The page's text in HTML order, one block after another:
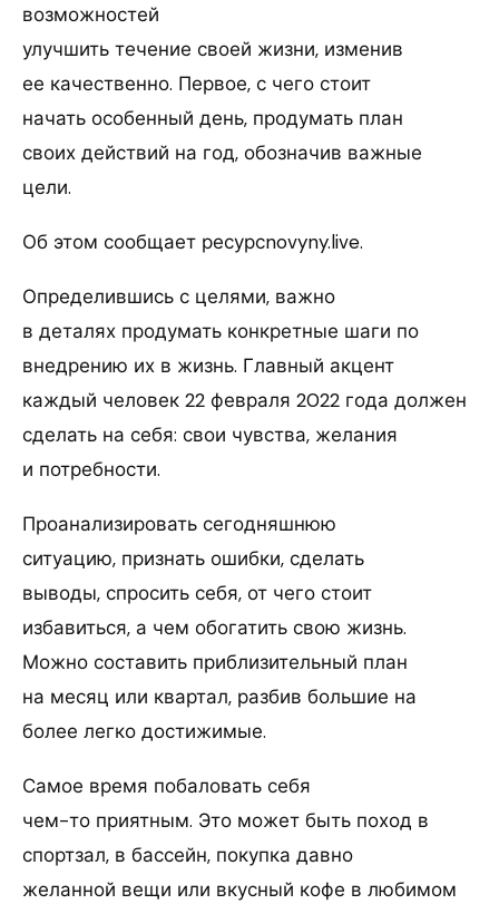
возможностей
улучшить течение своей жизни, изменив
ее качественно. Первое, с чего стоит
начать особенный день, продумать план
своих действий на год, обозначив важные
цели.
Об этом сообщает ресурсnovyny.live.
Определившись с целями, важно
в деталях продумать конкретные шаги по
внедрению их в жизнь. Главный акцент
каждый человек 22 февраля 2022 года должен
сделать на себя: свои чувства, желания
и потребности.
Проанализировать сегодняшнюю
ситуацию, признать ошибки, сделать
выводы, спросить себя, от чего стоит
избавиться, а чем обогатить свою жизнь.
Можно составить приблизительный план
на месяц или квартал, разбив большие на
более легко достижимые.
Самое время побаловать себя
чем-то приятным. Это может быть поход в
спортзал, в бассейн, покупка давно
желанной вещи или вкусный кофе в любимом